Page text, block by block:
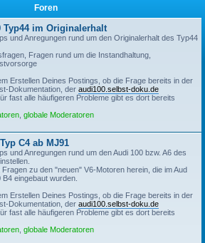
h
Foren
Typ44 im Originalerhalt
und Anregungen rund um den Originalerhalt des Typ44
Fragen rund um die Instandhaltung,
Erstellen Deines Postings, ob die Frage bereits in der
Dokumentation, der audi100.selbst-doku.de
fast alle häufigeren Probleme gibt es dort bereits
globale Moderatoren
C4 ab MJ91
und Anregungen rund um den Audi 100 bzw. A6 des
zu den "neuen" V6-Motoren herein, die im Aud
eingebaut wurden.
Erstellen Deines Postings, ob die Frage bereits in der
Dokumentation, der audi100.selbst-doku.de
fast alle häufigeren Probleme gibt es dort bereits
globale Moderatoren